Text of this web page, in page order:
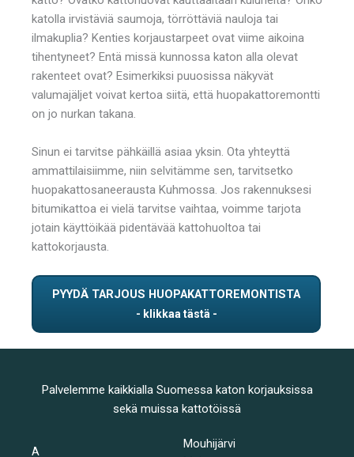
katolla irvistäviä saumoja, törröttäviä nauloja tai
ilmakuplia? Kenties korjaustarpeet ovat viime aikoina
tihentyneet? Entä missä kunnossa katon alla olevat
rakenteet ovat? Esimerkiksi puuosissa näkyvät
valumajäljet voivat kertoa siitä, että huopakattoremontti
on jo nurkan takana.
Sinun ei tarvitse pähkäillä asiaa yksin. Ota yhteyttä
ammattilaisiimme, niin selvitämme sen, tarvitsetko
huopakattosaneerausta Kuhmossa. Jos rakennuksesi
bitumikattoa ei vielä tarvitse vaihtaa, voimme tarjota
jotain käyttöikää pidentävää kattohuoltoa tai
kattokorjausta.
PYYDÄ TARJOUS HUOPAKATTOREMONTISTA
Palvelemme kaikkialla Suomessa katon korjauksissa
sekä muissa kattotöissä
A
Mouhijärvi